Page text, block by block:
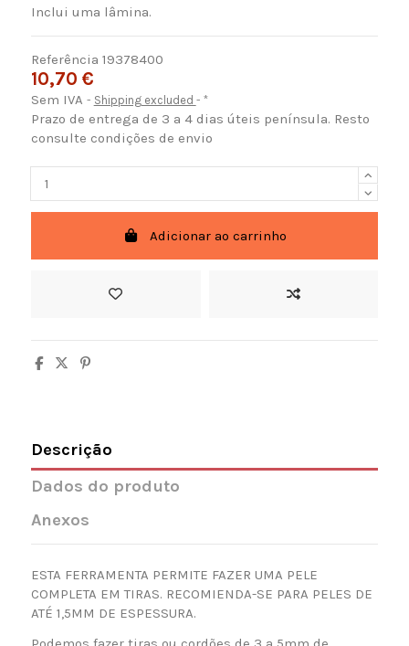
Inclui uma lâmina.
Referência 19378400
10,70 €
Sem IVA Shipping excluded *
Prazo de entrega de 3 a 4 dias úteis península. Resto
consulte condições de envio
Adicionar ao carrinho
Descrição
Dados do produto
Anexos
ESTA FERRAMENTA PERMITE FAZER UMA PELE
COMPLETA EM TIRAS. RECOMIENDA-SE PARA PELES DE
ATÉ 1,5MM DE ESPESSURA.